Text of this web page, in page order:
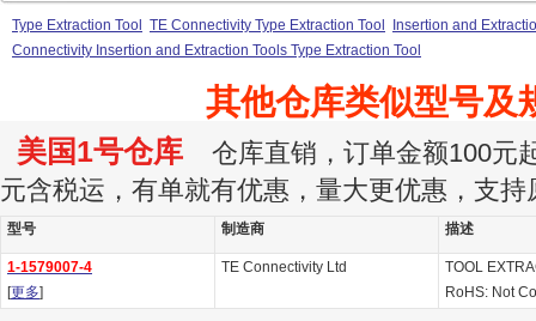
Type Extraction Tool TE Connectivity Type Extraction Tool
Insertion and
Connectivity Insertion and Extraction Tools Type Extraction Tool
其他仓库类似型号及
美国1号仓库 仓库直销，订单金额100元
元含税运，有单就有优惠，量大更优惠，支持
型号 制造商 描述
1-1579007-4
[更多]
TE Connectivity Ltd
TOOL
RoHS: Not